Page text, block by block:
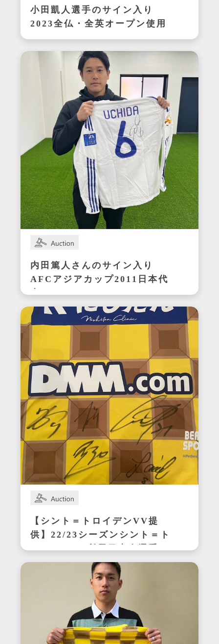
小田凱人選手のサイン入り
2023全仏・全英オープン使用
ラケット
内田篤人さんのサイン入り
AFCアジアカップ2011日本代
表ユニフォーム
【シント＝トロイデンVV提
供】22/23シーズンシント＝ト
ロイデンVV所属日本人選手の
サイン入りユニフォーム